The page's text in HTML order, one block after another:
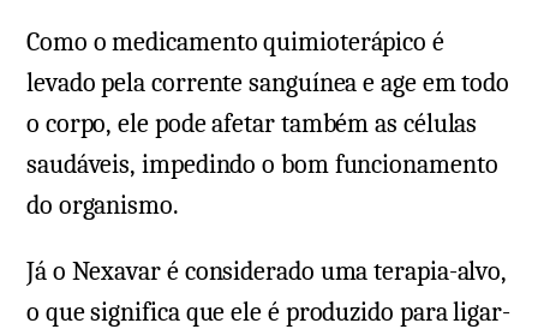
Como o medicamento quimioterápico é
levado pela corrente sanguínea e age em todo
o corpo, ele pode afetar também as células
saudáveis, impedindo o bom funcionamento
do organismo.
Já o Nexavar é considerado uma terapia-alvo,
o que significa que ele é produzido para ligar-